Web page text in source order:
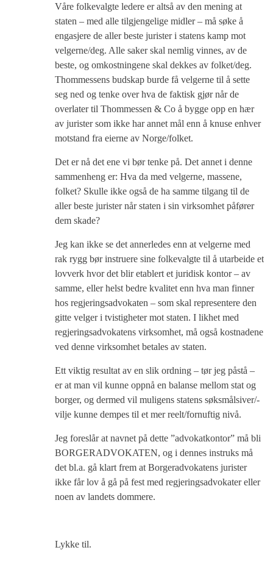
Våre folkevalgte ledere er altså av den mening at
staten – med alle tilgjengelige midler – må søke å
engasjere de aller beste jurister i statens kamp mot
velgerne/deg. Alle saker skal nemlig vinnes, av de
beste, og omkostningene skal dekkes av folket/deg.
Thommessens budskap burde få velgerne til å sette
seg ned og tenke over hva de faktisk gjør når de
overlater til Thommessen & Co å bygge opp en hær
av jurister som ikke har annet mål enn å knuse enhver
motstand fra eierne av Norge/folket.
Det er nå det ene vi bør tenke på. Det annet i denne
sammenheng er: Hva da med velgerne, massene,
folket? Skulle ikke også de ha samme tilgang til de
aller beste jurister når staten i sin virksomhet påfører
dem skade?
Jeg kan ikke se det annerledes enn at velgerne med
rak rygg bør instruere sine folkevalgte til å utarbeide et
lovverk hvor det blir etablert et juridisk kontor – av
samme, eller helst bedre kvalitet enn hva man finner
hos regjeringsadvokaten – som skal representere den
gitte velger i tvistigheter mot staten. I likhet med
regjeringsadvokatens virksomhet, må også kostnadene
ved denne virksomhet betales av staten.
Ett viktig resultat av en slik ordning – tør jeg påstå –
er at man vil kunne oppnå en balanse mellom stat og
borger, og dermed vil muligens statens søksmålsiver/-
vilje kunne dempes til et mer reelt/fornuftig nivå.
Jeg foreslår at navnet på dette ”advokatkontor” må bli
BORGERADVOKATEN, og i dennes instruks må
det bl.a. gå klart frem at Borgeradvokatens jurister
ikke får lov å gå på fest med regjeringsadvokater eller
noen av landets dommere.
Lykke til.